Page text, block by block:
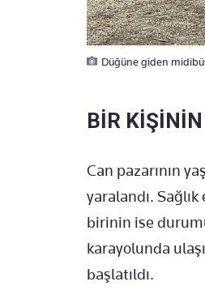
Düğüne giden
BİR
Can pazarının
yaralandı.
birinin ise
karayolunda
başlatıldı.